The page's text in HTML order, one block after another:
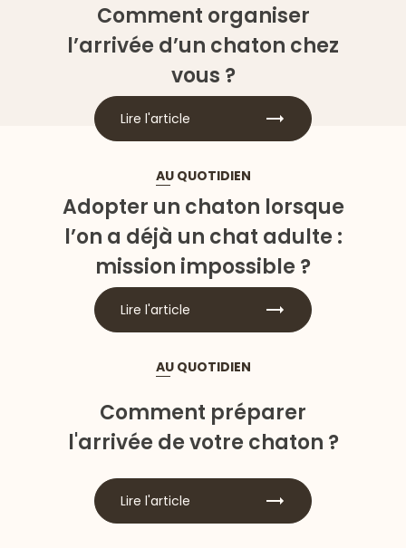
Comment organiser
l’arrivée d’un chaton chez
vous ?
Lire l'article
AU QUOTIDIEN
Adopter un chaton lorsque
l’on a déjà un chat adulte :
mission impossible ?
Lire l'article
AU QUOTIDIEN
Comment préparer
l'arrivée de votre chaton ?
Lire l'article